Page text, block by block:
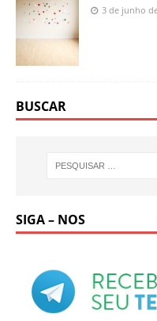
3 de junho
BUSCAR
SIGA – NOS